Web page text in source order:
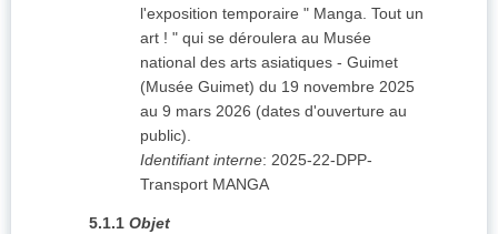
l'exposition temporaire " Manga. Tout un
art ! " qui se déroulera au Musée
national des arts asiatiques - Guimet
(Musée Guimet) du 19 novembre 2025
au 9 mars 2026 (dates d'ouverture au
public).
Identifiant interne: 2025-22-DPP-
Transport MANGA
5.1.1 Objet